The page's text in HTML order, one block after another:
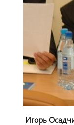
Игорь